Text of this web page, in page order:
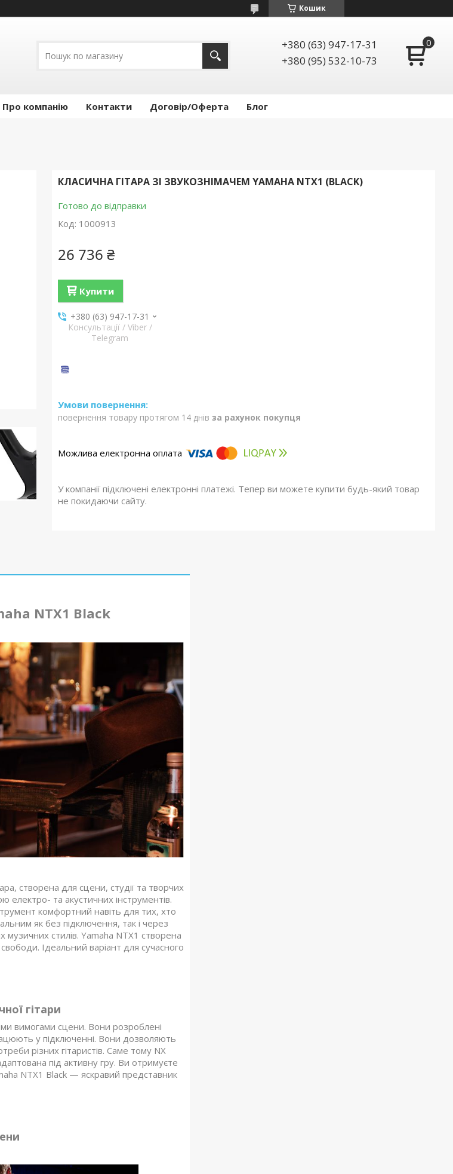
Кошик
+380 (63) 947-17-31
+380 (95) 532-10-73
Про компанію Контакти Договір/Оферта Блог
КЛАСИЧНА ГІТАРА ЗІ ЗВУКОЗНІМАЧЕМ YAMAHA NTX1 (BLACK)
Готово до відправки
Код: 1000913
26 736 ₴
Купити
+380 (63) 947-17-31
Консультації / Viber /
Telegram
повернення товару протягом 14 днів за рахунок покупця
У компанії підключені електронні платежі. Тепер ви можете купити будь-який товар
не покидаючи сайту.
NTX1 Black
створена для сцени, студії та творчих
електро- та акустичних інструментів.
комфортний навіть для тих, хто
як без підключення, так і через
музичних стилів. Yamaha NTX1 створена
Ідеальний варіант для сучасного
гітари
вимогами сцени. Вони розроблені
у підключенні. Вони дозволяють
різних гітаристів. Саме тому NX
під активну гру. Ви отримуєте
NTX1 Black — яскравий представник